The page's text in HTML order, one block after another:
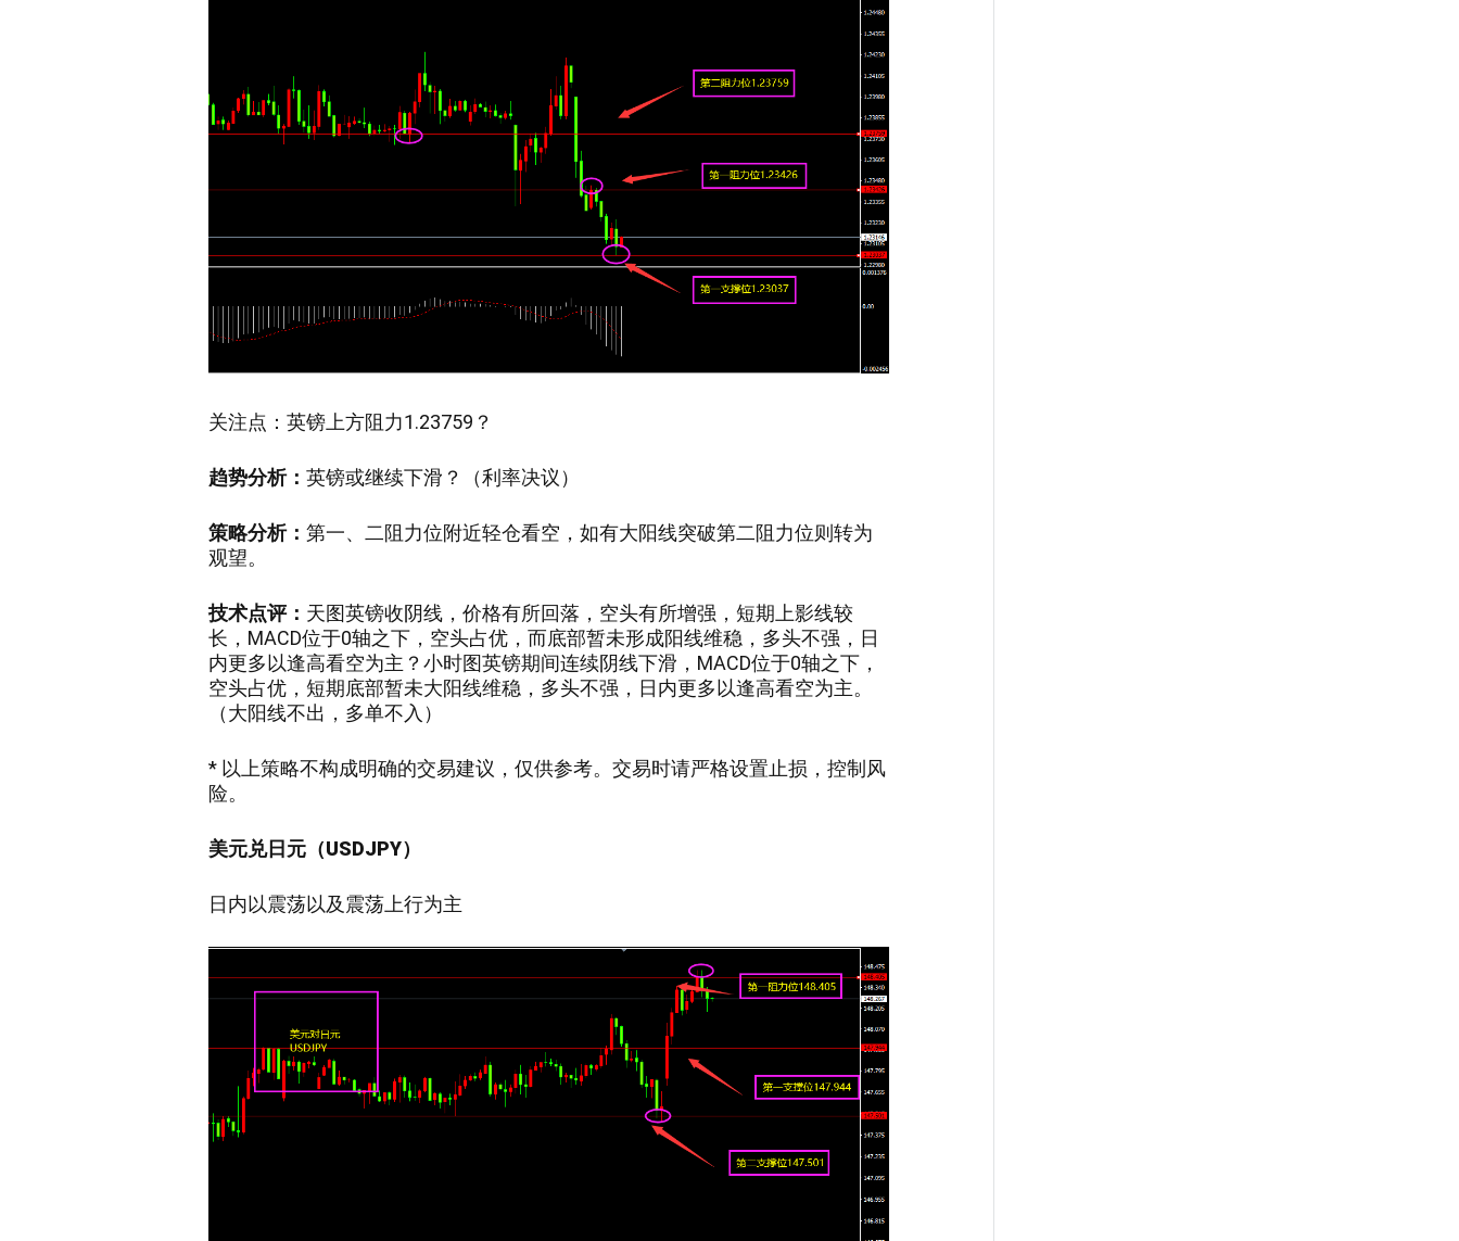
关注点： 英镑上方阻力1.23759 ？
趋势分析： 英镑或继续下滑 ？ （利率决议 ）
策略分析： 第一、二阻力位附近轻仓看空，如有大阳线突破第二阻力位则转为
观望。
技术点评： 天图英镑收阴线 ，价格有所回落，空头有所增强，短期上影线较
长，MACD位于0轴之下，空头占优，而底部暂未形成阳线维稳，多头不强， 日
内更多以逢高看空为主？小时图英镑期间连续阴线下滑，MACD位于0轴之下，
空头占优，短期底部暂未大阳线维稳，多头不强， 日内更多以逢高看空为主。
（大阳线不出，多单不入 ）
* 以上策略不构成明确的交易建议，仅供参考。交易时请严格设置止损，控制风
险。
美元兑日元（USDJPY）
日内以震荡以及震荡上行为主